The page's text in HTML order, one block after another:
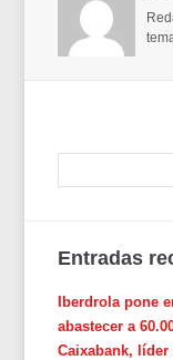
Entradas
Iberdrola pone
abastecer a
Caixabank,